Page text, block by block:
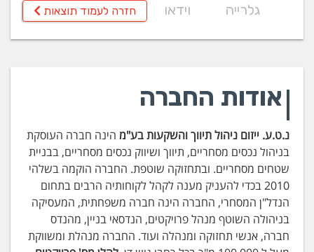
גלרייה
וידאו חזרה לעמוד תוצאות
אודות החברה
נ.ט.ע. ייזום ניהול תיווך והשקעות בע"מ הינה חברה העוסקת
בניהול נכסים מסחריים, תיווך ושיווק נכסים מסחריים, בבניית
שטחים מסחריים. ובתחזוקה שוטפת. החברה הוקמה בשלהי
2010 בכדי להעניק מענה לקהל לקוחותיה הרבים בתחום
הנדל"ן המסחרי, החברה הינה חברה משפחתית, המעסיקה
בניהולה השוטף מנהל פרויקטים, הנדסאי בניין, מהנדס
חברה, אנשי תחזוקה ומנהלה ועוד. החברה מנהלת ומשווקת